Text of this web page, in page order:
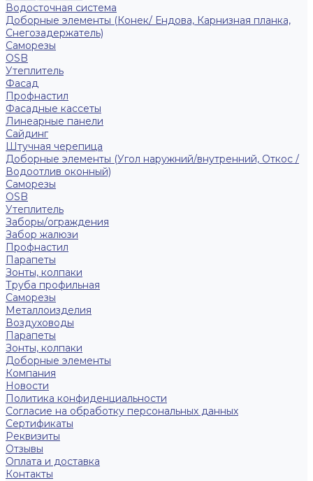
Водосточная система
Доборные элементы (Конек/ Ендова, Карнизная планка,
Снегозадержатель)
Саморезы
ОSB
Утеплитель
Фасад
Профнастил
Фасадные кассеты
Линеарные панели
Сайдинг
Штучная черепица
Доборные элементы (Угол наружний/внутренний, Откос /
Водоотлив оконный)
Саморезы
OSB
Утеплитель
Заборы/ограждения
Забор жалюзи
Профнастил
Парапеты
Зонты, колпаки
Труба профильная
Саморезы
Металлоизделия
Воздуховоды
Парапеты
Зонты, колпаки
Доборные элементы
Компания
Новости
Политика конфиденциальности
Согласие на обработку персональных данных
Сертификаты
Реквизиты
Отзывы
Оплата и доставка
Контакты